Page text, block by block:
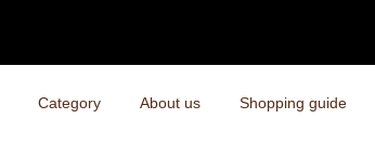
Category About us Shopping guide